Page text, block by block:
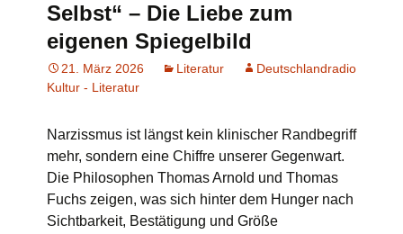
Selbst“ – Die Liebe zum
eigenen Spiegelbild
21. März 2026 Literatur
Deutschlandradio
Kultur - Literatur
Narzissmus ist längst kein klinischer Randbegriff
mehr, sondern eine Chiffre unserer Gegenwart.
Die Philosophen Thomas Arnold und Thomas
Fuchs zeigen, was sich hinter dem Hunger nach
Sichtbarkeit, Bestätigung und Größe